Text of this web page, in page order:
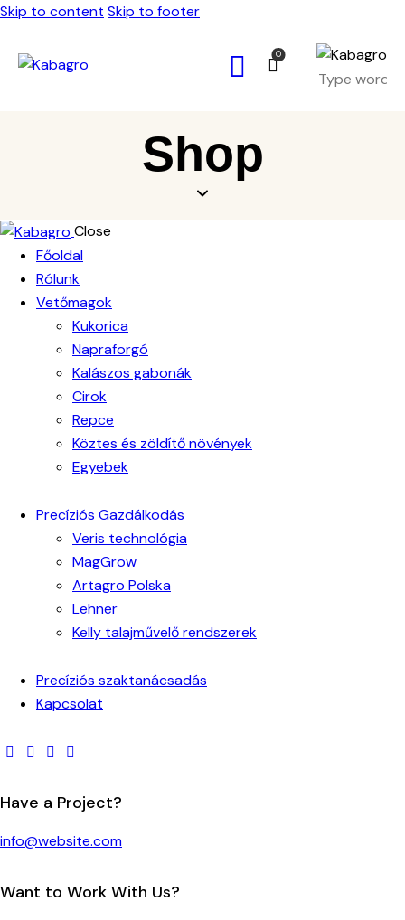
Skip to content Skip to footer
0
Shop
Close
Főoldal
Rólunk
Vetőmagok
Kukorica
Napraforgó
Kalászos gabonák
Cirok
Repce
Köztes és zöldítő növények
Egyebek
Precíziós Gazdálkodás
Veris technológia
MagGrow
Artagro Polska
Lehner
Kelly talajművelő rendszerek
Precíziós szaktanácsadás
Kapcsolat
Have a Project?
info@website.com
Want to Work With Us?